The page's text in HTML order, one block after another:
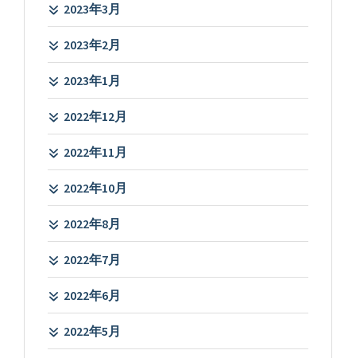
2023年3月
2023年2月
2023年1月
2022年12月
2022年11月
2022年10月
2022年8月
2022年7月
2022年6月
2022年5月